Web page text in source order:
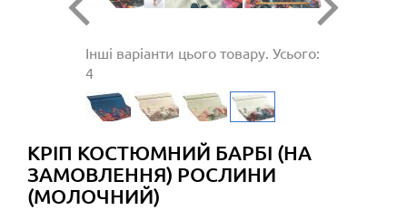
Інші варіанти цього товару. Усього:
4
КРІП КОСТЮМНИЙ БАРБІ (НА
ЗАМОВЛЕННЯ) РОСЛИНИ
(МОЛОЧНИЙ)